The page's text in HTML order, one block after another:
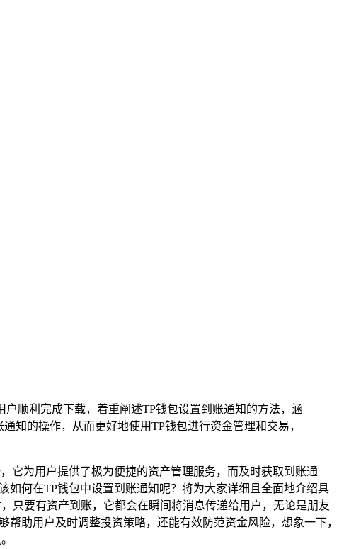
顺利完成下载，着重阐述TP钱包设置到账通知的方法，涵
知的操作，从而更好地使用TP钱包进行资金管理和交易，
它为用户提供了极为便捷的资产管理服务，而及时获取到账通
何在TP钱包中设置到账通知呢？将为大家详细且全面地介绍具
只要有资产到账，它都会在瞬间将消息传递给用户，无论是朋友
助用户及时调整投资策略，还能有效防范资金风险，想象一下，